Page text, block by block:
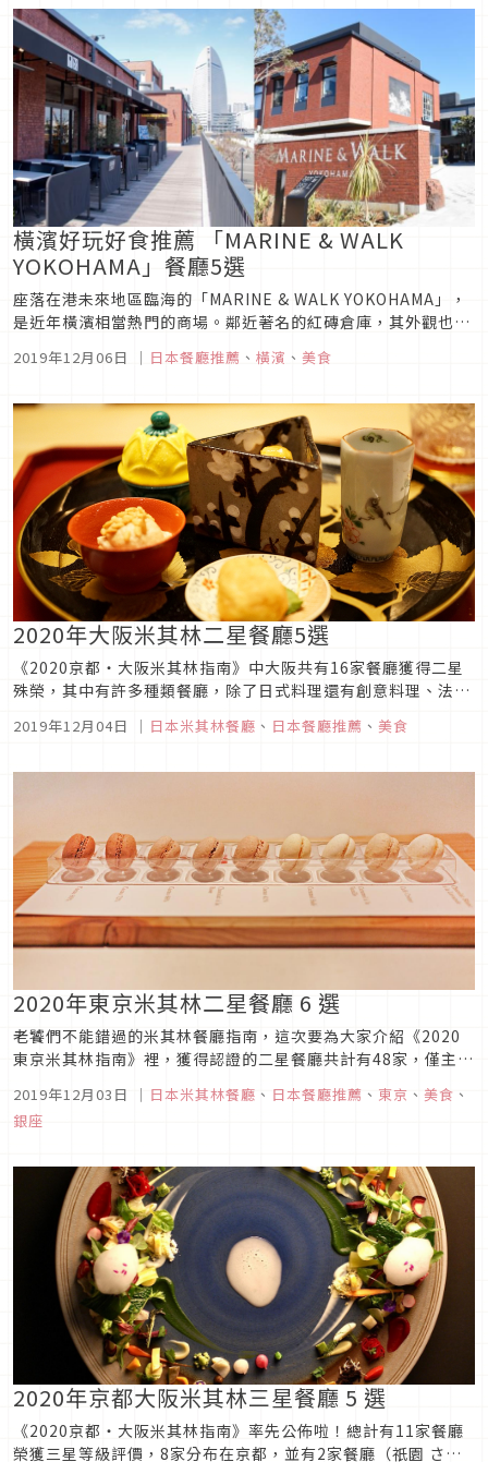
住宅區地下室中的溫馨餐...
橫濱好玩好食推薦 「MARINE & WALK
YOKOHAMA」餐廳5選
座落在港未來地區臨海的「MARINE & WALK YOKOHAMA」，
是近年橫濱相當熱門的商場。鄰近著名的紅磚倉庫，其外觀也採
調許多流行時尚餐廳進駐，漸成為人們到橫濱遊玩時的用餐首
2019年12月06日 ｜ 日本餐廳推薦 、 橫濱 、 美食
2020年大阪米其林二星餐廳5選
《2020京都・大阪米其林指南》中大阪共有16家餐廳獲得二星
殊榮，其中有許多種類餐廳，除了日式料理還有創意料理、法國
的線上預約網頁，對於外國旅客超級友善，想要享受星級美食不
2019年12月04日 ｜ 日本米其林餐廳 、 日本餐廳推薦 、 美食
2020年東京米其林二星餐廳 6 選
老饕們不能錯過的米其林餐廳指南，這次要為大家介紹《2020
東京米其林指南》裡，獲得認證的二星餐廳共計有48家，僅主打
以類別來看主要仍分布於日式料理、法式料理、壽司和天婦羅
等，以下精選幾家特別熱門的餐廳，給想為日本美食之旅升等卻
2019年12月03日 ｜ 日本米其林餐廳 、 日本餐廳推薦 、 東京 、 美食 、
銀座
2020年京都大阪米其林三星餐廳 5 選
《2020京都・大阪米其林指南》率先公佈啦！總計有11家餐廳
榮獲三星等級評價，8家分布在京都，並有2家餐廳（祇園 さゝ